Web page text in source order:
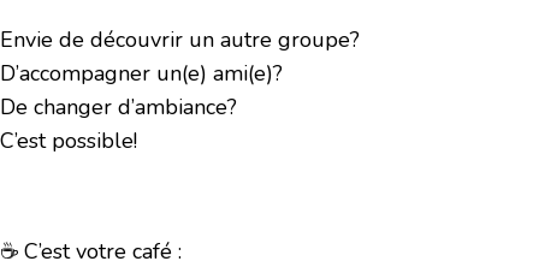
Envie de découvrir un autre groupe?
D’accompagner un(e) ami(e)?
De changer d’ambiance?
C’est possible!
☕ C’est votre café :